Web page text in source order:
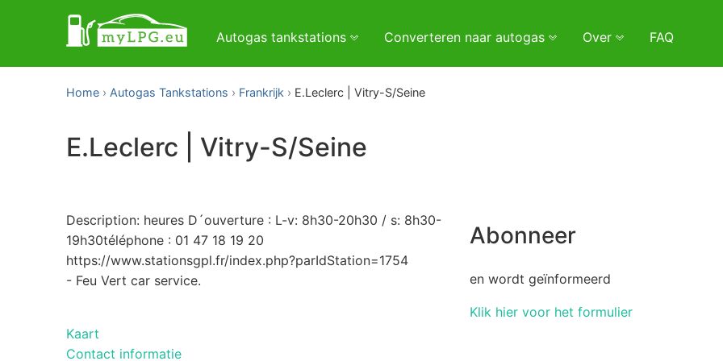
Autogas tankstations Converteren naar autogas Over FAQ
Home Autogas Tankstations Frankrijk E.Leclerc | Vitry-S/Seine
E.Leclerc | Vitry-S/Seine
Description: heures D´ouverture : L-v: 8h30-20h30 / s: 8h30-
19h30téléphone : 01 47 18 19 20
https://www.stationsgpl.fr/index.php?parIdStation=1754
- Feu Vert car service.
Kaart
Contact informatie
Abonneer
en wordt geïnformeerd
Klik hier voor het formulier